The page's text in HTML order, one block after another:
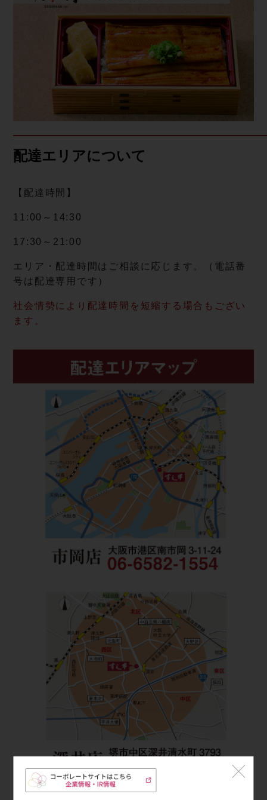
配達エリアについて
【配達時間】
11:00～14:30
17:30～21:00
エリア・配達時間はご相談に応じます。（電話番
号は配達専用です）
社会情勢により配達時間を短縮する場合もござい
ます。